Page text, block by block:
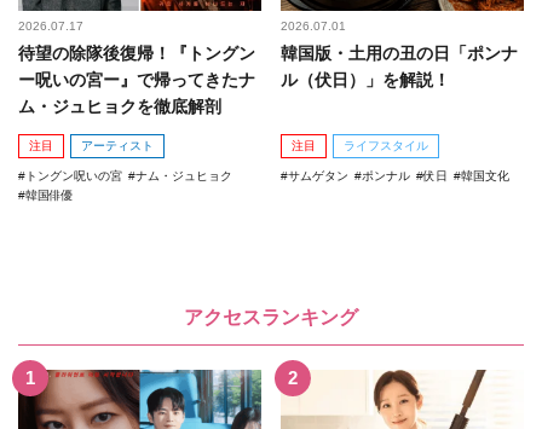
2026.07.17
待望の除隊後復帰！『トングン
ー呪いの宮ー』で帰ってきたナ
ム・ジュヒョクを徹底解剖
注目 アーティスト
トングン呪いの宮
ナム・ジュヒョク
韓国俳優
2026.07.01
韓国版・土用の丑の日「ポンナ
ル（伏日）」を解説！
注目 ライフスタイル
サムゲタン ポンナル 伏日 韓国文化
アクセスランキング